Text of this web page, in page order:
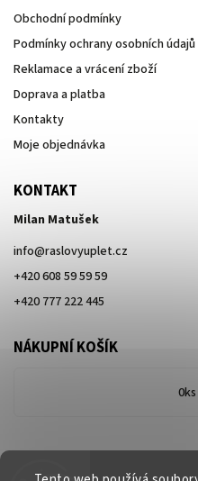
Obchodní podmínky
Podmínky ochrany osobních údajů
Reklamace a vrácení zboží
Doprava a platba
Kontakty
Moje objednávka
KONTAKT
Milan Matušek
info@raslovyuplet.cz
+420 608 59 59 59
+420 777 222 445
NÁKUPNÍ KOŠÍK
0